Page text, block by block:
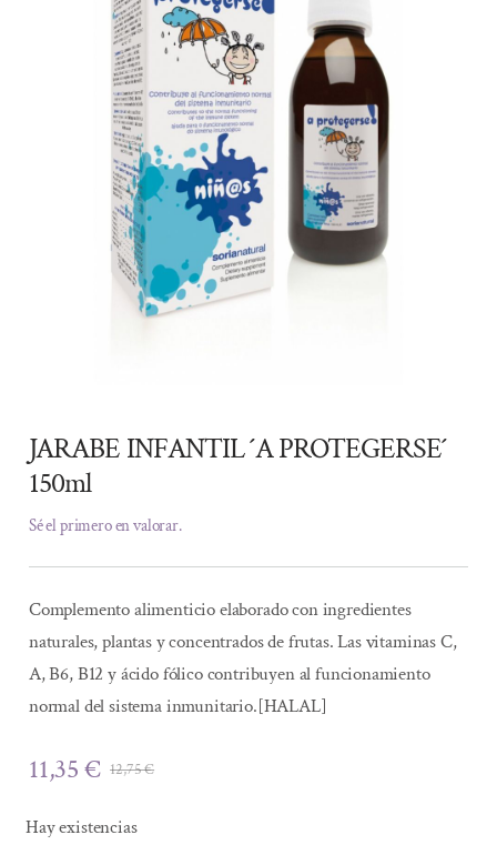
JARABE INFANTIL ´A PROTEGERSE´
150ml
Sé el primero en valorar.
Complemento alimenticio elaborado con ingredientes
naturales, plantas y concentrados de frutas. Las vitaminas C,
A, B6, B12 y ácido fólico contribuyen al funcionamiento
normal del sistema inmunitario.[HALAL]
12,75€El
11,35€
El
Hay existencias